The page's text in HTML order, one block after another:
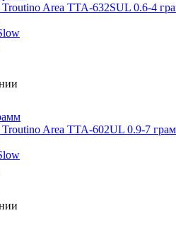
Area TTA-632SUL 0.6-4
Area TTA-602UL 0.9-7